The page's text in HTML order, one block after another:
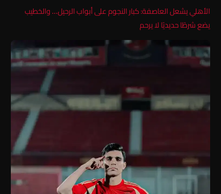
الأهلي يشعل العاصفة: كبار النجوم على أبواب الرحيل… والخطيب
يضع شرطًا حديديًا لا يرحم